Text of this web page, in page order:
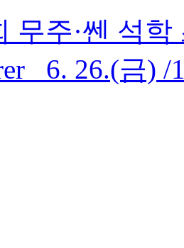
무주·쎈 석
_6. 26.(금) /